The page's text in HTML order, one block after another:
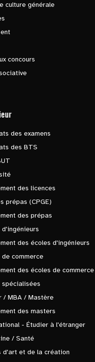
culture générale
concours
des examens
des BTS
des licences
prépas (CPGE)
des prépas
d'ingénieurs
des écoles d'ingénieurs
de commerce
des écoles de commerce
spécialisées
/ MBA / Mastère
des masters
- Étudier à l'étranger
/ Santé
d'art et de la création